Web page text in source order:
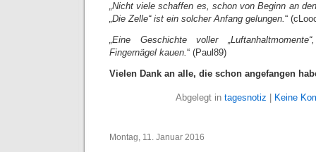
„Nicht viele schaffen es, schon von Beginn an
„Die Zelle“ ist ein solcher Anfang gelungen.“
„Eine Geschichte voller
Fingernägel kauen.“ (Paul89)
Vielen Dank an alle, die schon angefangen
Abgelegt in tagesnotiz Keine
Montag, 11. Januar 2016